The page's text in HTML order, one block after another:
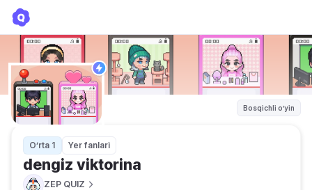
Bosqichli o‘yin
O‘rta 1 Yer fanlari
dengiz viktorina
ZEP QUIZ